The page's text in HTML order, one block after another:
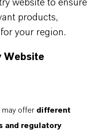
beziehungsweise
farblicher
ein
how – gerade
Königsdisziplin
Ob der Beton im
website to ensure
products,
your region.
Website
may offer different
and regulatory